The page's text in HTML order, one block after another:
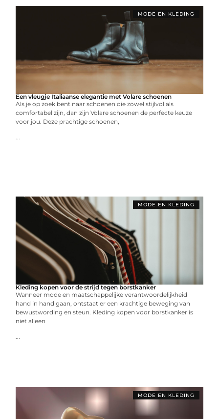
MODE EN KLEDING
Een vleugje Italiaanse elegantie met Volare schoenen
Als je op zoek bent naar schoenen die zowel stijlvol als
comfortabel zijn, dan zijn Volare schoenen de perfecte keuze
voor jou. Deze prachtige schoenen,
...
MODE EN KLEDING
Kleding kopen voor de strijd tegen borstkanker
Wanneer mode en maatschappelijke verantwoordelijkheid
hand in hand gaan, ontstaat er een krachtige beweging van
bewustwording en steun. Kleding kopen voor borstkanker is
niet alleen
...
MODE EN KLEDING